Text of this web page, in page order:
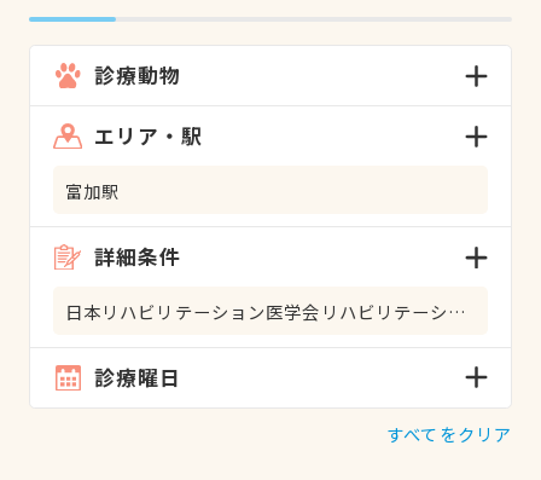
診療動物
エリア・駅
富加駅
詳細条件
日本リハビリテーション医学会リハビリテーション科専門医
診療曜日
すべてをクリア